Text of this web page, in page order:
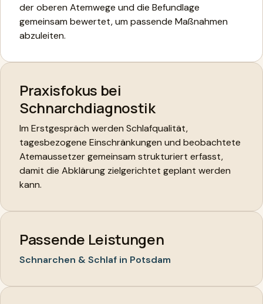
der oberen Atemwege und die Befundlage
gemeinsam bewertet, um passende Maßnahmen
abzuleiten.
Praxisfokus bei
Schnarchdiagnostik
Im Erstgespräch werden Schlafqualität,
tagesbezogene Einschränkungen und beobachtete
Atemaussetzer gemeinsam strukturiert erfasst,
damit die Abklärung zielgerichtet geplant werden
kann.
Passende Leistungen
Schnarchen & Schlaf in Potsdam